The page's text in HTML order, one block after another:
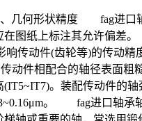
何形状精度 fag进口
在图纸上标注其允许偏
传动件(齿轮等)的传动
相配合的轴径表面粗
(IT5~IT7)。装配传动件
。 fag进口轴